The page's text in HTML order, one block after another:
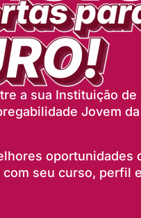
a sua Instituição de
Jovem da
oportunidades
seu curso, perfil e